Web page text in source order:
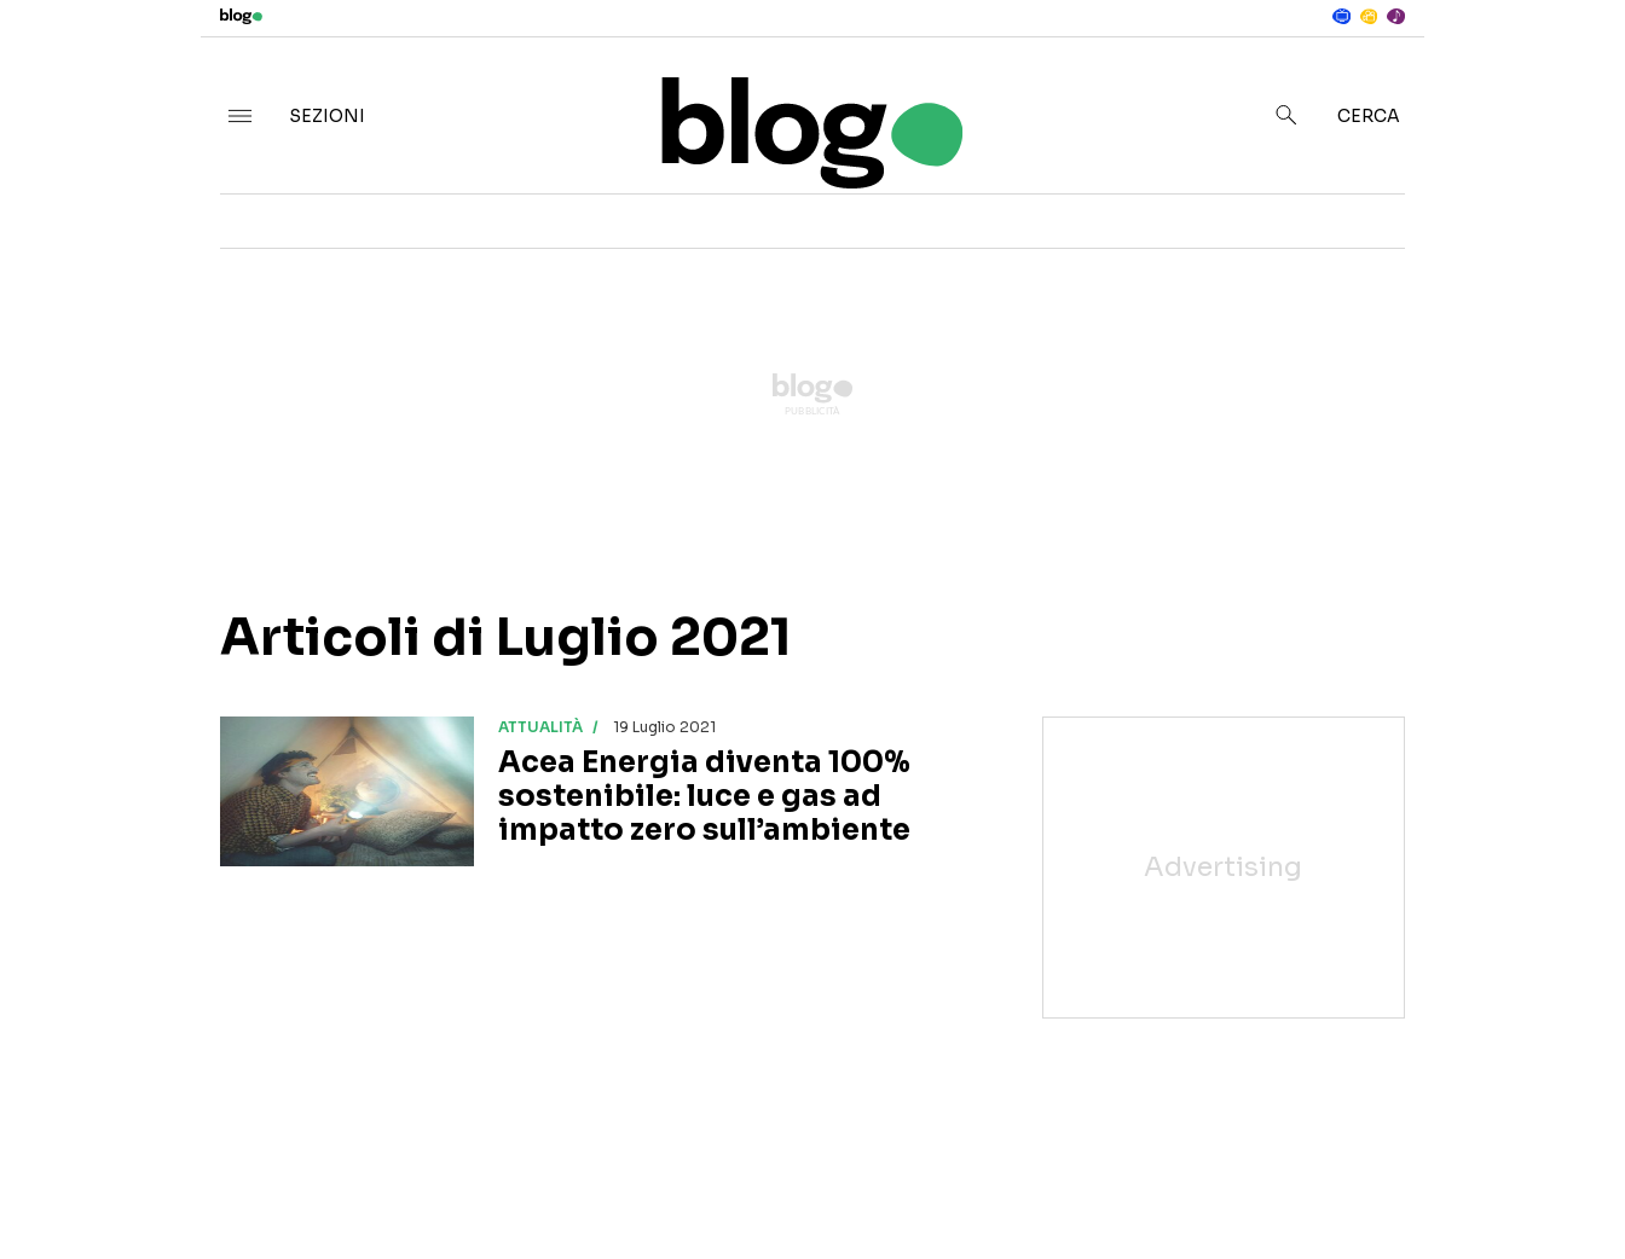
SEZIONI
CERCA
Articoli di Luglio 2021
ATTUALITÀ 19 Luglio 2021
Acea Energia diventa 100%
sostenibile: luce e gas ad
impatto zero sull’ambiente